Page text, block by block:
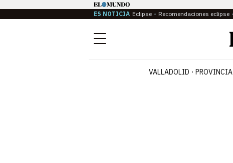
ES NOTICIA Eclipse Recomendaciones eclipse
Menú
VALLADOLID PROVINCIA